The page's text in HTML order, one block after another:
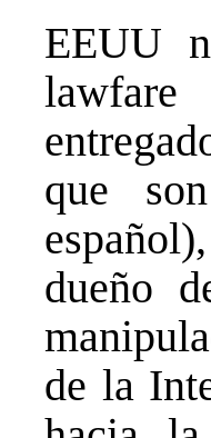
EEUU
lawfare
que
dueño
de la